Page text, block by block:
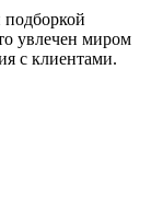
подборкой
увлечен миром
с клиентами.